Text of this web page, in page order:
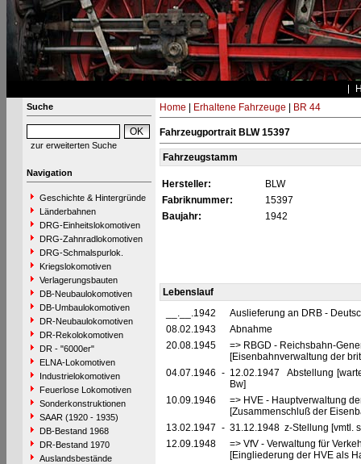
Suche
zur erweiterten Suche
Navigation
Geschichte & Hintergründe
Länderbahnen
DRG-Einheitslokomotiven
DRG-Zahnradlokomotiven
DRG-Schmalspurlok.
Kriegslokomotiven
Verlagerungsbauten
DB-Neubaulokomotiven
DB-Umbaulokomotiven
DR-Neubaulokomotiven
DR-Rekolokomotiven
DR - "6000er"
ELNA-Lokomotiven
Industrielokomotiven
Feuerlose Lokomotiven
Sonderkonstruktionen
SAAR (1920 - 1935)
DB-Bestand 1968
DR-Bestand 1970
Auslandsbestände
Home Erhaltene Fahrzeuge BR 44
Fahrzeugportrait BLW 15397
Fahrzeugstamm
Hersteller:
BLW
Fabriknummer:
15397
Baujahr:
1942
Lebenslauf
__.__.1942
Auslieferung an DRB -
08.02.1943
Abnahme
20.08.1945
=> RBGD - Reichsbahn-
[Eisenbahnverwaltung der
04.07.1946 - 12.02.1947 Abstellung
Bw]
10.09.1946
=> HVE - Hauptverwaltung
[Zusammenschluß der
13.02.1947 - 31.12.1948 z-Stellung [vmtl.
12.09.1948
=> VfV - Verwaltung für
[Eingliederung der HVE als